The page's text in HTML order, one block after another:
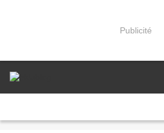
Publicité